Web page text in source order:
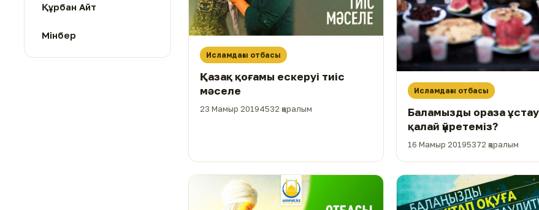
Құрбан Айт
Мінбер
Исламдағы отбасы
Қазақ қоғамы ескеруі тиіс
мәселе
23 Мамыр 20194532 қаралым
Исламдағы отбасы
Баламызды ораза
қалай үйретеміз?
16 Мамыр 20195372 қаралым